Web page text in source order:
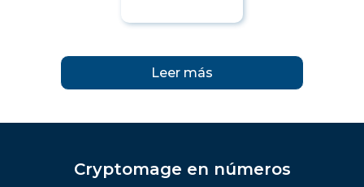
Leer más
Cryptomage en números